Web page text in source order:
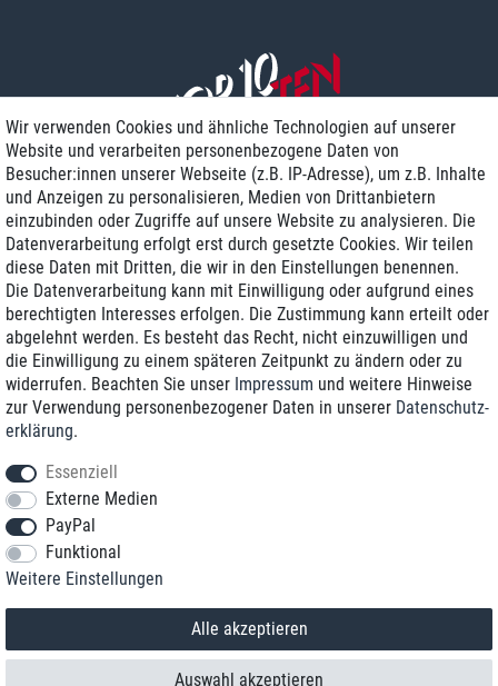
Zustellung am nächsten Werktag
Günstiger Versand
Generalüberholt mit Garantie
+49 8989 96160*
*Sie erreichen uns zum Ortstarif von Montag bis Freitag von 9 Uhr - 18 Uhr.
© 2018 TOP TEN Computervertrieb GmbH
Wir verwenden Cookies und ähnliche Technologien auf unserer
Website und verarbeiten personenbezogene Daten von
Besucher:innen unserer Webseite (z.B. IP-Adresse), um z.B. Inhalte
und Anzeigen zu personalisieren, Medien von Drittanbietern
einzubinden oder Zugriffe auf unsere Website zu analysieren. Die
Datenverarbeitung erfolgt erst durch gesetzte Cookies. Wir teilen
diese Daten mit Dritten, die wir in den Einstellungen benennen.
Die Datenverarbeitung kann mit Einwilligung oder aufgrund eines
berechtigten Interesses erfolgen. Die Zustimmung kann erteilt oder
abgelehnt werden. Es besteht das Recht, nicht einzuwilligen und
die Einwilligung zu einem späteren Zeitpunkt zu ändern oder zu
widerrufen. Beachten Sie unser Impressum und weitere Hinweise
zur Verwendung personenbezogener Daten in unserer Daten­schutz­
erklärung.
Essenziell
Externe Medien
PayPal
Funktional
Weitere Einstellungen
Alle akzeptieren
Auswahl akzeptieren